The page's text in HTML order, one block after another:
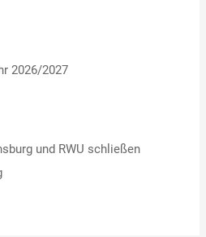
2026/2027
und RWU schließen